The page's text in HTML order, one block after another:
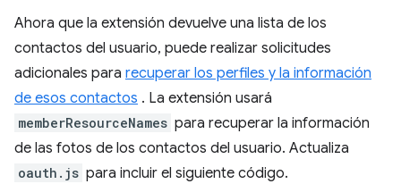
Ahora que la extensión devuelve una lista de los
contactos del usuario, puede realizar solicitudes
adicionales para recuperar los perfiles y la información
de esos contactos . La extensión usará
memberResourceNames para recuperar la información
de las fotos de los contactos del usuario. Actualiza
oauth.js para incluir el siguiente código.